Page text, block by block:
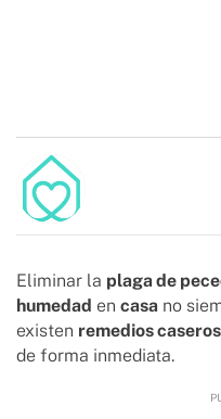
Eliminar la plaga de
humedad en casa no
existen remedios caseros
de forma inmediata.